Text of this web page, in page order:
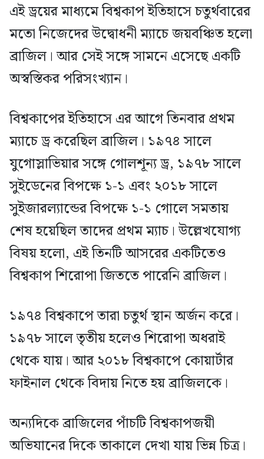
এই ড্রয়ের মাধ্যমে বিশ্বকাপ ইতিহাসে চতুর্থবারের
মতো নিজেদের উদ্বোধনী ম্যাচে জয়বঞ্চিত হলো
ব্রাজিল। আর সেই সঙ্গে সামনে এসেছে একটি
অস্বস্তিকর পরিসংখ্যান।
বিশ্বকাপের ইতিহাসে এর আগে তিনবার প্রথম
ম্যাচে ড্র করেছিল ব্রাজিল। ১৯৭৪ সালে
যুগোস্লাভিয়ার সঙ্গে গোলশূন্য ড্র, ১৯৭৮ সালে
সুইডেনের বিপক্ষে ১-১ এবং ২০১৮ সালে
সুইজারল্যান্ডের বিপক্ষে ১-১ গোলে সমতায়
শেষ হয়েছিল তাদের প্রথম ম্যাচ। উল্লেখযোগ্য
বিষয় হলো, এই তিনটি আসরের একটিতেও
বিশ্বকাপ শিরোপা জিততে পারেনি ব্রাজিল।
১৯৭৪ বিশ্বকাপে তারা চতুর্থ স্থান অর্জন করে।
১৯৭৮ সালে তৃতীয় হলেও শিরোপা অধরাই
থেকে যায়। আর ২০১৮ বিশ্বকাপে কোয়ার্টার
ফাইনাল থেকে বিদায় নিতে হয় ব্রাজিলকে।
অন্যদিকে ব্রাজিলের পাঁচটি বিশ্বকাপজয়ী
অভিযানের দিকে তাকালে দেখা যায় ভিন্ন চিত্র।